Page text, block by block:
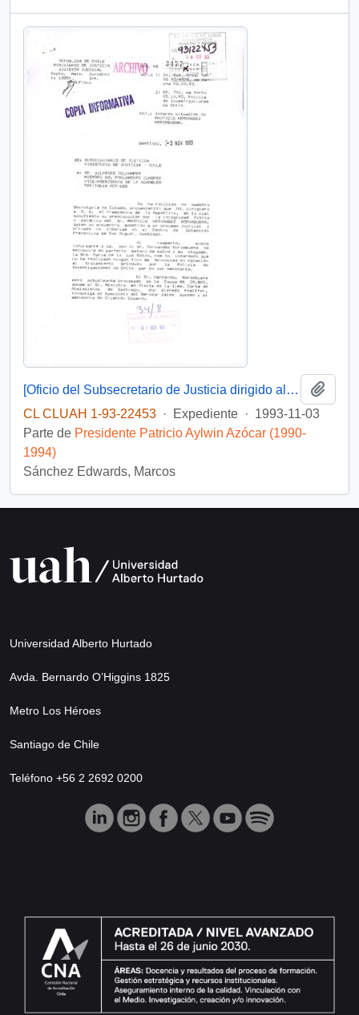
[Oficio del Subsecretario de Justicia dirigido al sr. Wilfried Telkamper, miembro del parlamento europeo]
CL CLUAH 1-93-22453 · Expediente · 1993-11-03
Parte de Presidente Patricio Aylwin Azócar (1990-
1994)
Sánchez Edwards, Marcos
Universidad Alberto Hurtado
Avda. Bernardo O’Higgins 1825
Metro Los Héroes
Santiago de Chile
Teléfono +56 2 2692 0200